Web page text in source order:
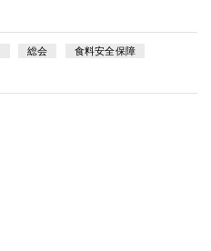
総会 食料安全保障